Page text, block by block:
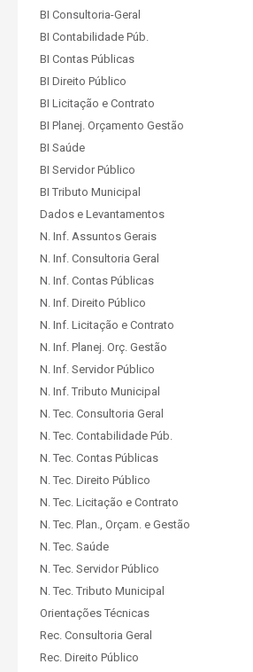
BI Consultoria-Geral
BI Contabilidade Púb.
BI Contas Públicas
BI Direito Público
BI Licitação e Contrato
BI Planej. Orçamento Gestão
BI Saúde
BI Servidor Público
BI Tributo Municipal
Dados e Levantamentos
N. Inf. Assuntos Gerais
N. Inf. Consultoria Geral
N. Inf. Contas Públicas
N. Inf. Direito Público
N. Inf. Licitação e Contrato
N. Inf. Planej. Orç. Gestão
N. Inf. Servidor Público
N. Inf. Tributo Municipal
N. Tec. Consultoria Geral
N. Tec. Contabilidade Púb.
N. Tec. Contas Públicas
N. Tec. Direito Público
N. Tec. Licitação e Contrato
N. Tec. Plan., Orçam. e Gestão
N. Tec. Saúde
N. Tec. Servidor Público
N. Tec. Tributo Municipal
Orientações Técnicas
Rec. Consultoria Geral
Rec. Direito Público